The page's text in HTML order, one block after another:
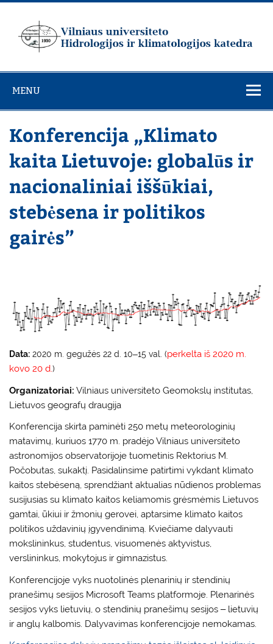
Skip
universiteto
Hidrologijos ir
klimatologijos
katedra
MENU
Konferencija „Klimato
kaita Lietuvoje: globalūs ir
nacionaliniai iššūkiai,
stebėsena ir politikos
gairės”
Data: 2020 m. gegužės 22 d. 10‒15 val. (perkelta iš 2020 m.
kovo 20 d.)
Organizatoriai: Vilniaus universiteto Geomokslų institutas,
Lietuvos geografų draugija
Konferencija skirta paminėti 250 metų meteorologinių
matavimų, kuriuos 1770 m. pradėjo Vilniaus universiteto
astronomijos observatorijoje tuometinis Rektorius M.
Počobutas, sukaktį. Pasidalinsime patirtimi vykdant klimato
kaitos stebėseną, sprendžiant aktualias nūdienos problemas
susijusias su klimato kaitos keliamomis grėsmėmis Lietuvos
gamtai, ūkiui ir žmonių gerovei, aptarsime klimato kaitos
politikos uždavinių įgyvendinimą. Kviečiame dalyvauti
mokslininkus, studentus, visuomenės aktyvistus,
verslininkus, mokytojus ir gimnazistus.
Konferencijoje vyks nuotolinės plenarinių ir stendinių
pranešimų sesijos Microsoft Teams platformoje. Plenarinės
sesijos vyks lietuvių, o stendinių pranešimų sesijos ‒ lietuvių
ir anglų kalbomis. Dalyvavimas konferencijoje nemokamas.